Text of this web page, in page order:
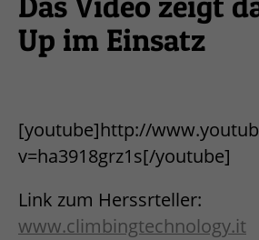
Up im Einsatz
[youtube]http://
v=ha3918grz1s[/youtube]
Link zum Herssrteller:
www.climbingtechnology.it